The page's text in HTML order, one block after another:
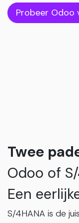
Probeer Odoo
Twee
Odoo of
Een
S/4HANA is de